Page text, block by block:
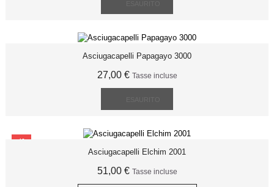
Asciugacapelli Papagayo 3000
27,00 € Tasse incluse
Asciugacapelli Elchim 2001
51,00 € Tasse incluse